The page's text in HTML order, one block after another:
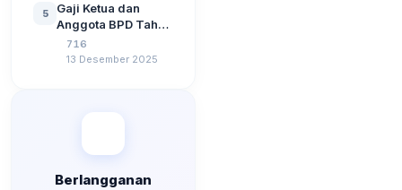
Berdasarkan UU No
3 Tahun 2024
5
Gaji Ketua dan
Anggota BPD Tahun
2026, Berapa
Besarannya? Ada
716
13 Desember 2025
Berlangganan